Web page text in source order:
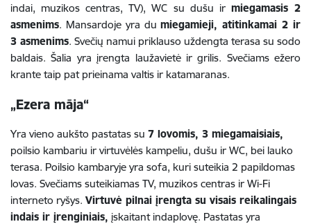
indai, muzikos centras, TV), WC su dušu ir miegamasis 2
asmenims. Mansardoje yra dumiegamieji, atitinkamai 2 ir
3 asmenims. Svečių namui priklauso uždengta terasa su sodo
baldais. Šalia yra įrengta laužavietė ir grilis. Svečiams ežero
krante taip pat prieinama valtis ir katamaranas.
„Ezera māja“
Yra vieno aukšto pastatas su 7 lovomis, 3 miegamaisiais,
poilsio kambariu ir virtuvėlės kampeliu, dušu ir WC, bei lauko
terasa. Poilsio kambaryje yra sofa, kuri suteikia 2 papildomas
lovas. Svečiams suteikiamas TV, muzikos centras ir Wi-Fi
interneto ryšys. Virtuvė pilnai įrengta su visais reikalingais
indais ir įrenginiais, įskaitant indaplovę. Pastatas yra